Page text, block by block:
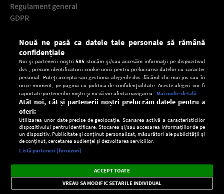
CONFIDENŢIALITATE
Regulament general
GDPR
Descarcă gratuit aplicaţia Europa FM pentru smartphone:
Setări:
Dark
Mode
Radio live, podcasturi, știri și alerte
importante.
×
Nouă ne pasă ca datele tale personale să rămână
confidențiale
Noi și partenerii noștri585 stocăm și/sau accesăm informații pe dispozitivul
dvs., precum identificatorii cookie unici pentru prelucrarea datelor cu caracter
personal. Puteți accepta sau gestiona alegerile dvs. făcând clic mai jos sau în
orice moment, pe pagina cu politica de confidențialitate. Aceste alegeri vor fi
raportate partenerilor noștri și nu vă vor afecta navigarea. Mai multe detalii
Atât noi, cât și partenerii noștri prelucrăm datele pentru a
oferi:
Utilizarea unor date precise de geolocație. Scanarea activă a caracteristicilor
dispozitivului pentru identificare. Stocarea și/sau accesarea informațiilor de pe
un dispozitiv. Publicitate și conținut personalizat, măsurători ale publicității și
de conținut, cercetarea audienței și dezvoltarea serviciilor.
Listă parteneri (furnizori)
ACCEPT TOATE
VREAU SA MODIFIC SETARILE INDIVIDUAL